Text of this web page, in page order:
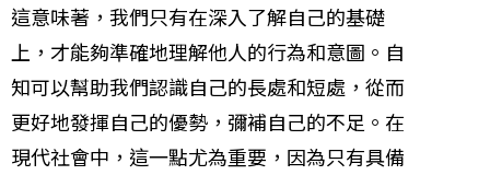
這意味著，我們只有在深入了解自己的基礎
上，才能夠準確地理解他人的行為和意圖。自
知可以幫助我們認識自己的長處和短處，從而
更好地發揮自己的優勢，彌補自己的不足。在
現代社會中，這一點尤為重要，因為只有具備